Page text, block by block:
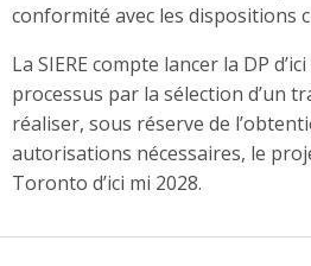
conformité avec les dispositions
La SIERE compte lancer la DP
processus par la sélection d’un
réaliser, sous réserve de
autorisations nécessaires, le
Toronto d’ici mi 2028.